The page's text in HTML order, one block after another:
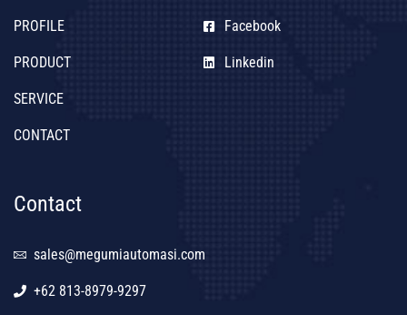
PROFILE
PRODUCT
SERVICE
CONTACT
Facebook
Linkedin
Contact
sales@megumiautomasi.com
+62 813-8979-9297